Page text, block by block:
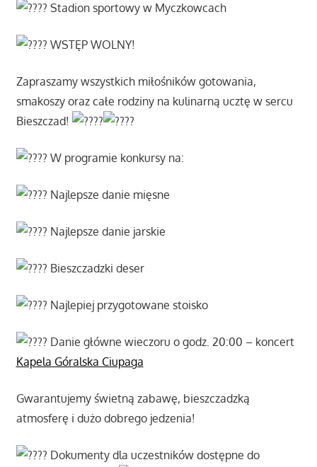
Stadion sportowy w Myczkowcach
WSTĘP WOLNY!
Zapraszamy wszystkich miłośników gotowania,
smakoszy oraz całe rodziny na kulinarną ucztę w sercu
Bieszczad!
W programie konkursy na:
Najlepsze danie mięsne
Najlepsze danie jarskie
Bieszczadzki deser
Najlepiej przygotowane stoisko
Danie główne wieczoru o godz. 20:00 – koncert
Kapela Góralska Ciupaga
Gwarantujemy świetną zabawę, bieszczadzką
atmosferę i dużo dobrego jedzenia!
Dokumenty dla uczestników dostępne do